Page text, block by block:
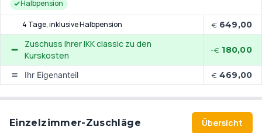
Halbpension
4 Tage, inklusive Halbpension € 649,00
Zuschuss Ihrer IKK classic zu den
Kurskosten
-€ 180,00
Ihr Eigenanteil € 469,00
Einzelzimmer-Zuschläge Übersicht